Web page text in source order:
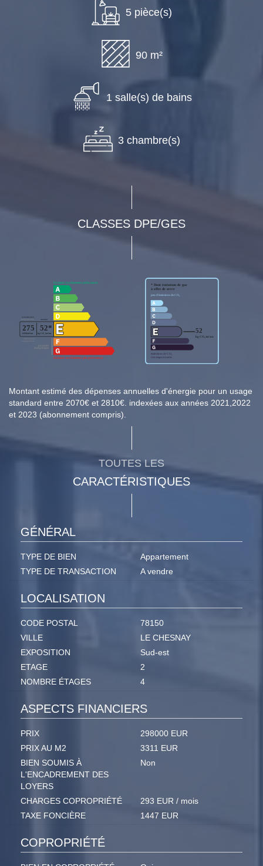
5 pièce(s)
90 m²
1 salle(s) de bains
3 chambre(s)
CLASSES DPE/GES
Montant estimé des dépenses annuelles d'énergie pour un usage
standard entre 2070€ et 2810€. indexées aux années 2021,2022
et 2023 (abonnement compris).
TOUTES LES
CARACTÉRISTIQUES
GÉNÉRAL
TYPE DE BIEN
Appartement
TYPE DE TRANSACTION
A vendre
LOCALISATION
CODE POSTAL
78150
VILLE
LE CHESNAY
EXPOSITION
Sud-est
ETAGE
2
NOMBRE ÉTAGES
4
ASPECTS FINANCIERS
PRIX
298000 EUR
PRIX AU M2
3311 EUR
BIEN SOUMIS À
L'ENCADREMENT DES
LOYERS
Non
CHARGES COPROPRIÉTÉ
293 EUR / mois
TAXE FONCIÈRE
1447 EUR
COPROPRIÉTÉ